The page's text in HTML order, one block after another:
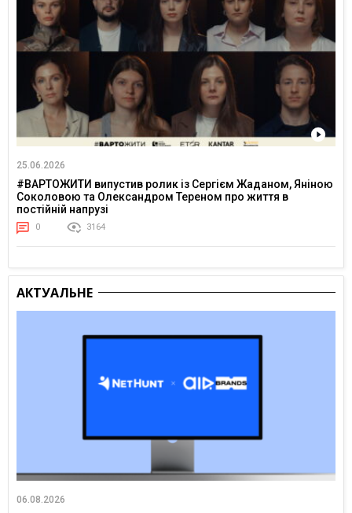
25.06.2026
#ВАРТОЖИТИ випустив ролик із Сергієм Жаданом, Яніною
Соколовою та Олександром Тереном про життя в
постійній напрузі
0 3164
АКТУАЛЬНЕ
06.08.2026